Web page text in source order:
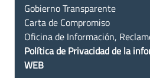
Gobierno Transparente
Carta de Compromiso
Oficina de Información,
Política de Privacidad de la
WEB